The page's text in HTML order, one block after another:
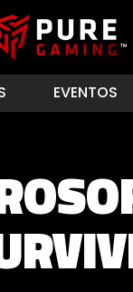
EVENTOS